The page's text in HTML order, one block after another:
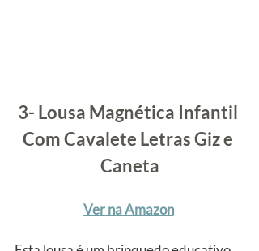
3- Lousa Magnética Infantil
Com Cavalete Letras Giz e
Caneta
Ver na Amazon